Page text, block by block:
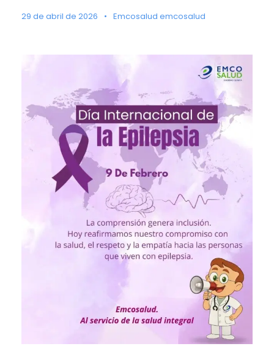
29 de abril de 2026 • Emcosalud emcosalud